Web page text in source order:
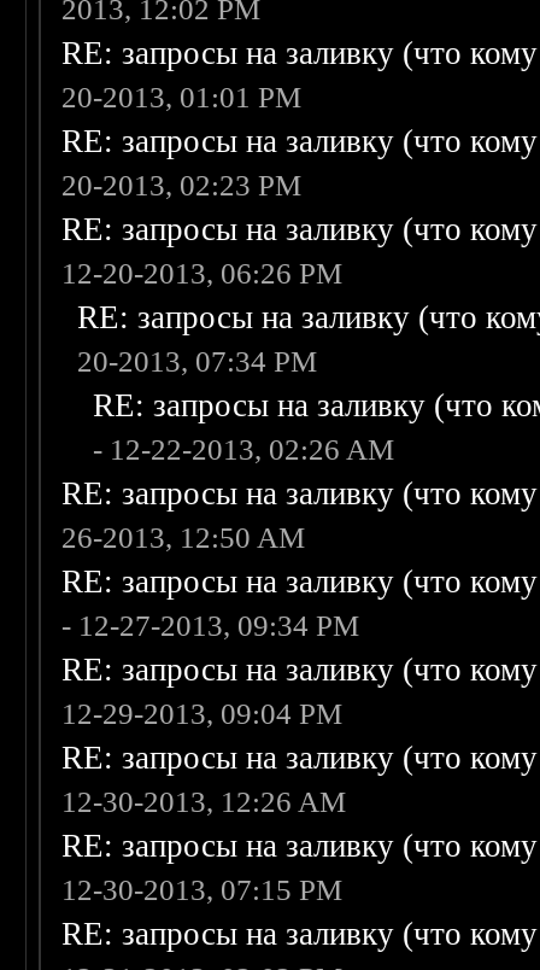
2013, 12:02 PM
RE: запросы на заливку (что
20-2013, 01:01 PM
RE: запросы на заливку (что
20-2013, 02:23 PM
RE: запросы на заливку (что
12-20-2013, 06:26 PM
RE: запросы на заливку (что
20-2013, 07:34 PM
RE: запросы на заливку (что
- 12-22-2013, 02:26 AM
RE: запросы на заливку (что
26-2013, 12:50 AM
RE: запросы на заливку (что
- 12-27-2013, 09:34 PM
RE: запросы на заливку (что
12-29-2013, 09:04 PM
RE: запросы на заливку (что
12-30-2013, 12:26 AM
RE: запросы на заливку (что
12-30-2013, 07:15 PM
RE: запросы на заливку (что